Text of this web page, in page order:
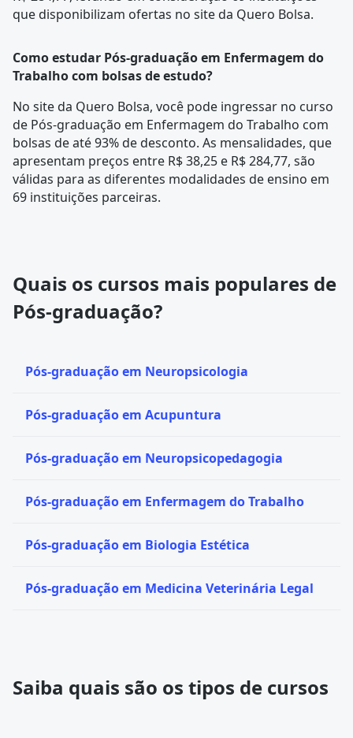
que disponibilizam ofertas no site da Quero Bolsa.
Como estudar Pós-graduação em Enfermagem do
Trabalho com bolsas de estudo?
No site da Quero Bolsa, você pode ingressar no curso
de Pós-graduação em Enfermagem do Trabalho com
bolsas de até 93% de desconto. As mensalidades, que
apresentam preços entre R$ 38,25 e R$ 284,77, são
válidas para as diferentes modalidades de ensino em
69 instituições parceiras.
Quais os cursos mais populares de
Pós-graduação?
Pós-graduação em Neuropsicologia
Pós-graduação em Acupuntura
Pós-graduação em Neuropsicopedagogia
Pós-graduação em Enfermagem do Trabalho
Pós-graduação em Biologia Estética
Pós-graduação em Medicina Veterinária Legal
Saiba quais são os tipos de cursos